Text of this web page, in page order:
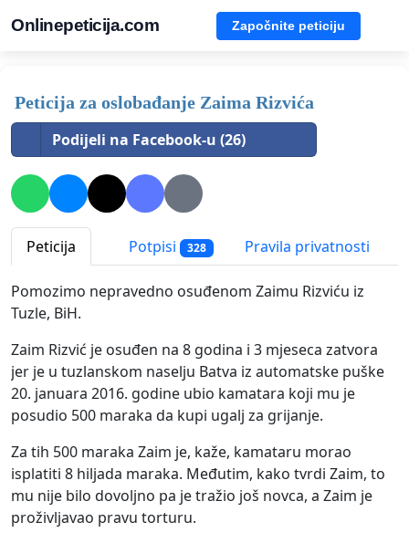
Onlinepeticija.com Započnite peticiju
Peticija za oslobađanje Zaima Rizvića
Podijeli na Facebook-u (26)
Peticija Potpisi 328 Pravila privatnosti
Pomozimo nepravedno osuđenom Zaimu Rizviću iz
Tuzle, BiH.
Zaim Rizvić je osuđen na 8 godina i 3 mjeseca zatvora
jer je u tuzlanskom naselju Batva iz automatske puške
20. januara 2016. godine ubio kamatara koji mu je
posudio 500 maraka da kupi ugalj za grijanje.
Za tih 500 maraka Zaim je, kaže, kamataru morao
isplatiti 8 hiljada maraka. Međutim, kako tvrdi Zaim, to
mu nije bilo dovoljno pa je tražio još novca, a Zaim je
proživljavao pravu torturu.